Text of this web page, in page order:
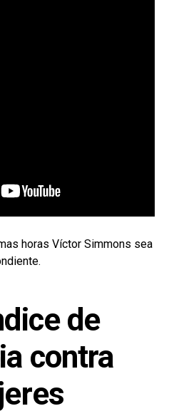
horas Víctor Simmons sea
de
contra